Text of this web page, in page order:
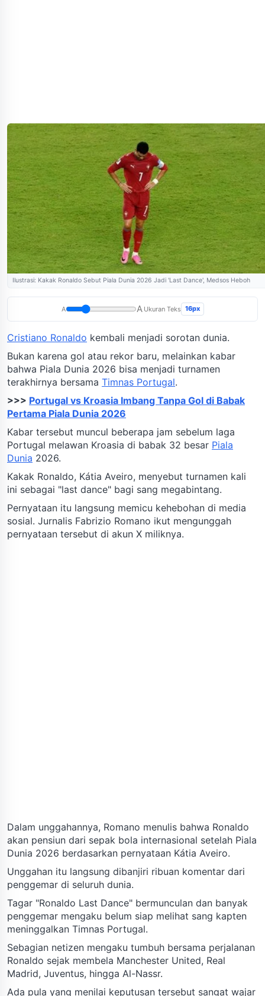
Ilustrasi: Kakak Ronaldo Sebut Piala Dunia 2026 Jadi 'Last Dance', Medsos Heboh
A A Ukuran Teks 16px
Cristiano Ronaldo kembali menjadi sorotan dunia.
Bukan karena gol atau rekor baru, melainkan kabar
bahwa Piala Dunia 2026 bisa menjadi turnamen
terakhirnya bersama Timnas Portugal.
>>> Portugal vs Kroasia Imbang Tanpa Gol di Babak
Pertama Piala Dunia 2026
Kabar tersebut muncul beberapa jam sebelum laga
Portugal melawan Kroasia di babak 32 besar Piala
Dunia 2026.
Kakak Ronaldo, Kátia Aveiro, menyebut turnamen kali
ini sebagai "last dance" bagi sang megabintang.
Pernyataan itu langsung memicu kehebohan di media
sosial. Jurnalis Fabrizio Romano ikut mengunggah
pernyataan tersebut di akun X miliknya.
Dalam unggahannya, Romano menulis bahwa Ronaldo
akan pensiun dari sepak bola internasional setelah Piala
Dunia 2026 berdasarkan pernyataan Kátia Aveiro.
Unggahan itu langsung dibanjiri ribuan komentar dari
penggemar di seluruh dunia.
Tagar "Ronaldo Last Dance" bermunculan dan banyak
penggemar mengaku belum siap melihat sang kapten
meninggalkan Timnas Portugal.
Sebagian netizen mengaku tumbuh bersama perjalanan
Ronaldo sejak membela Manchester United, Real
Madrid, Juventus, hingga Al-Nassr.
Ada pula yang menilai keputusan tersebut sangat wajar